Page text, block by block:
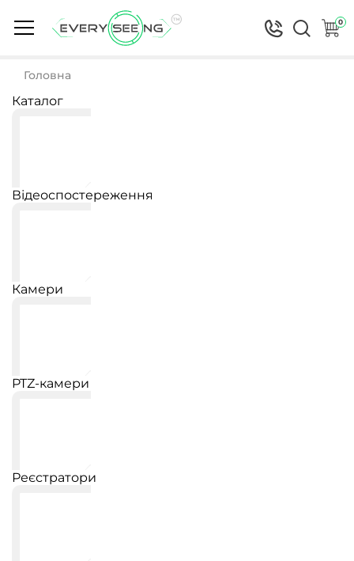
0
Головна
Каталог
Відеоспостереження
Камери
PTZ-камери
Реєстратори